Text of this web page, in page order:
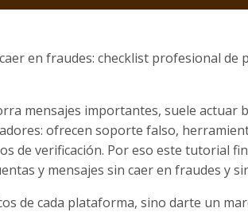
en fraudes: checklist profesional de
mensajes importantes, suele actuar
ofrecen soporte falso,
de verificación. Por eso este tutorial
y mensajes sin caer en fraudes y
de cada plataforma, sino darte un